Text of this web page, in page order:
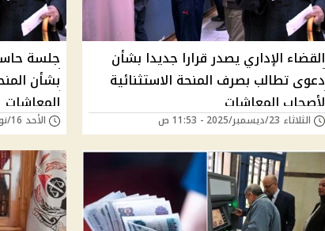
القضاء الإداري يصدر قرارا جديدا بشأن
دعوى تطالب بصرف المنحة الاستثنائية
لأصحاب المعاشات
الثلاثاء 23/ديسمبر/2025 - 11:53 ص
جلسة
بشأن
المعاشات
الأحد 16/نوفمبر/2025 - 01:50 م